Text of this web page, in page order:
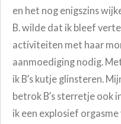
en het nog enigszins
B. wilde dat ik bleef
activiteiten met haar
aanmoediging nodig.
ik B’s kutje glinsteren.
betrok B’s sterretje ook
ik een explosief